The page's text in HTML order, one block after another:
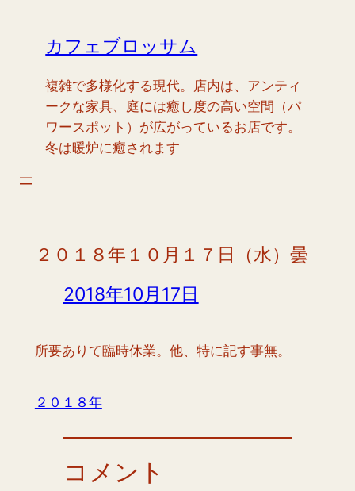
カフェブロッサム
複雑で多様化する現代。店内は、アンティ
ークな家具、庭には癒し度の高い空間（パ
ワースポット）が広がっているお店です。
冬は暖炉に癒されます
２０１８年１０月１７日（水）曇
2018年10月17日
所要ありて臨時休業。他、特に記す事無。
２０１８年
コメント